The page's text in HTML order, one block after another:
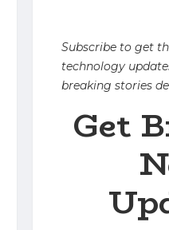
Subscribe to get
technology
breaking stories
Get